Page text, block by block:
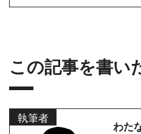
この記事を書い
執筆者
わた